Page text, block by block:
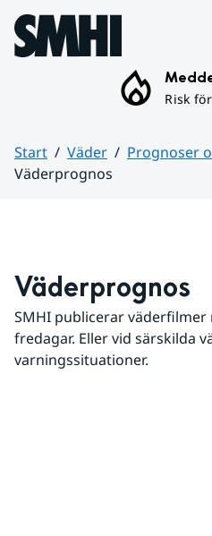
Hoppa till sidans innehåll
Risk
Start Väder
Prognoser
Väderprognos
Väderprognos
SMHI publicerar väderfilmer
fredagar. Eller vid särskilda
varningssituationer.